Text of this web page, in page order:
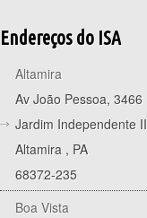
Endereços do ISA
Altamira
Av João Pessoa, 3466
Jardim Independente II
Altamira , PA
68372-235
Boa Vista